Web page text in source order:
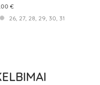
€
26, 27, 28, 29, 30, 31